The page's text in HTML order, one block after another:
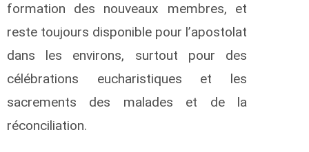
formation des nouveaux membres, et
reste toujours disponible pour l’apostolat
dans les environs, surtout pour des
célébrations eucharistiques et les
sacrements des malades et de la
réconciliation.